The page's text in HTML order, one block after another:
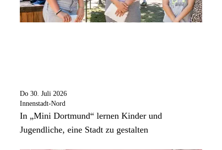
Do 30. Juli 2026
Innenstadt-Nord
In „Mini Dortmund“ lernen Kinder und
Jugendliche, eine Stadt zu gestalten